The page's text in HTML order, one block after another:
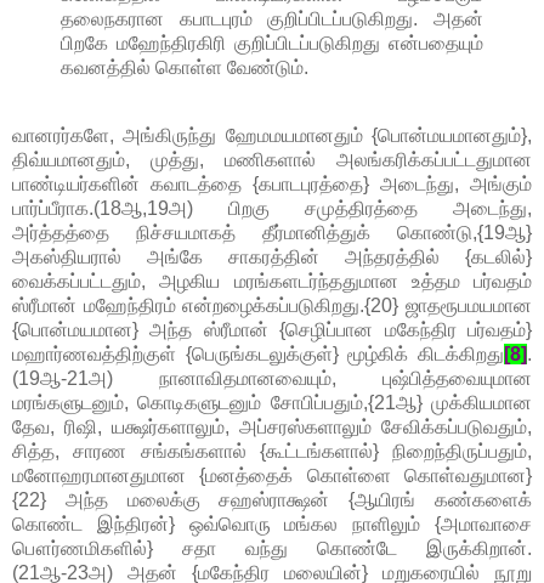
தலைநகரான கபாடபுரம் குறிப்பிடப்படுகிறது. அதன்
பிறகே மஹேந்திரகிரி குறிப்பிடப்படுகிறது என்பதையும்
கவனத்தில் கொள்ள வேண்டும்.
வானரர்களே, அங்கிருந்து ஹேமமயமானதும் {பொன்மயமானதும்},
திவ்யமானதும், முத்து, மணிகளால் அலங்கரிக்கப்பட்டதுமான
பாண்டியர்களின் கவாடத்தை {கபாடபுரத்தை} அடைந்து, அங்கும்
பார்ப்பீராக.(18ஆ,19அ) பிறகு சமுத்திரத்தை அடைந்து,
அர்த்தத்தை நிச்சயமாகத் தீர்மானித்துக் கொண்டு,{19ஆ}
அகஸ்தியரால் அங்கே சாகரத்தின் அந்தரத்தில் {கடலில்}
வைக்கப்பட்டதும், அழகிய மரங்களடர்ந்ததுமான உத்தம பர்வதம்
ஸ்ரீமான் மஹேந்திரம் என்றழைக்கப்படுகிறது.{20} ஜாதரூபமயமான
{பொன்மயமான} அந்த ஸ்ரீமான் {செழிப்பான மகேந்திர பர்வதம்}
மஹார்ணவத்திற்குள் {பெருங்கடலுக்குள்} மூழ்கிக் கிடக்கிறது [8].
(19ஆ-21அ) நானாவிதமானவையும், புஷ்பித்தவையுமான
மரங்களுடனும், கொடிகளுடனும் சோபிப்பதும்,{21ஆ} முக்கியமான
தேவ, ரிஷி, யக்ஷர்களாலும், அப்சரஸ்களாலும் சேவிக்கப்படுவதும்,
சித்த, சாரண சங்கங்களால் {கூட்டங்களால்} நிறைந்திருப்பதும்,
மனோஹரமானதுமான {மனத்தைக் கொள்ளை கொள்வதுமான}
{22} அந்த மலைக்கு சஹஸ்ராக்ஷன் {ஆயிரங் கண்களைக்
கொண்ட இந்திரன்} ஒவ்வொரு மங்கல நாளிலும் {அமாவாசை
பௌர்ணமிகளில்} சதா வந்து கொண்டே இருக்கிறான்.
(21ஆ-23அ) அதன் {மகேந்திர மலையின்} மறுகரையில் நூறு